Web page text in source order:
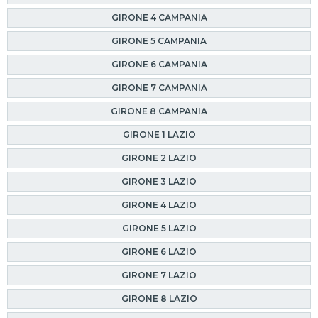
GIRONE 4 CAMPANIA
GIRONE 5 CAMPANIA
GIRONE 6 CAMPANIA
GIRONE 7 CAMPANIA
GIRONE 8 CAMPANIA
GIRONE 1 LAZIO
GIRONE 2 LAZIO
GIRONE 3 LAZIO
GIRONE 4 LAZIO
GIRONE 5 LAZIO
GIRONE 6 LAZIO
GIRONE 7 LAZIO
GIRONE 8 LAZIO